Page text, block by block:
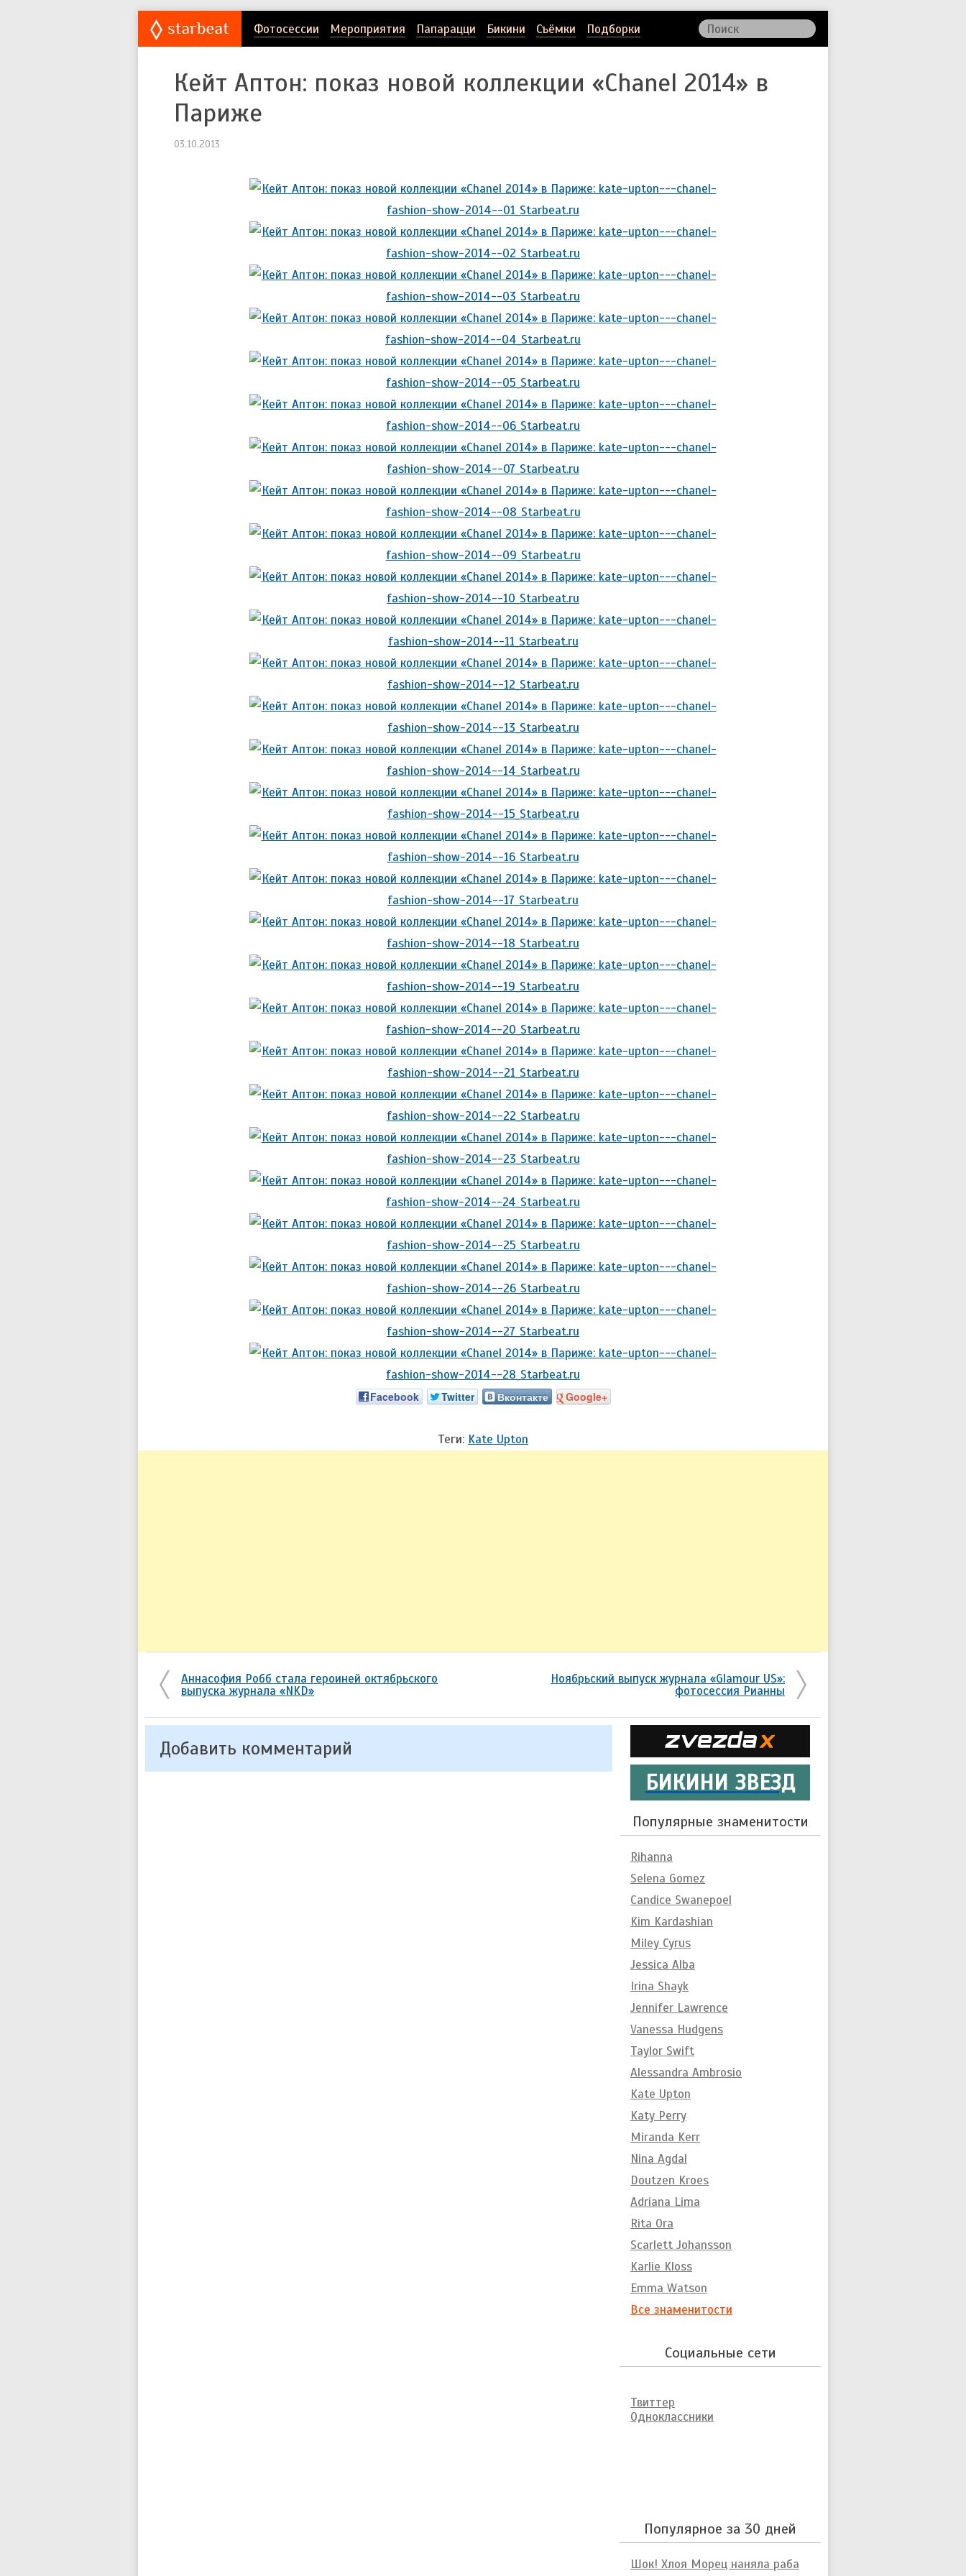
Фотосессии Мероприятия Папарацци Бикини Съёмки Подборки
Кейт Аптон: показ новой коллекции «Chanel 2014» в
Париже
03.10.2013
Facebook Twitter Вконтакте Google+
Теги: Kate Upton
Аннасофия Робб стала героиней октябрьского
выпуска журнала «NKD»
Ноябрьский выпуск журнала «Glamour US»:
фотосессия Рианны
Добавить комментарий
БИКИНИ ЗВЕЗД
Популярные знаменитости
Rihanna
Selena Gomez
Candice Swanepoel
Kim Kardashian
Miley Cyrus
Jessica Alba
Irina Shayk
Jennifer Lawrence
Vanessa Hudgens
Taylor Swift
Alessandra Ambrosio
Kate Upton
Katy Perry
Miranda Kerr
Nina Agdal
Doutzen Kroes
Adriana Lima
Rita Ora
Scarlett Johansson
Karlie Kloss
Emma Watson
Все знаменитости
Социальные сети
Твиттер
Одноклассники
Популярное за 30 дней
Шок! Хлоя Морец наняла раба